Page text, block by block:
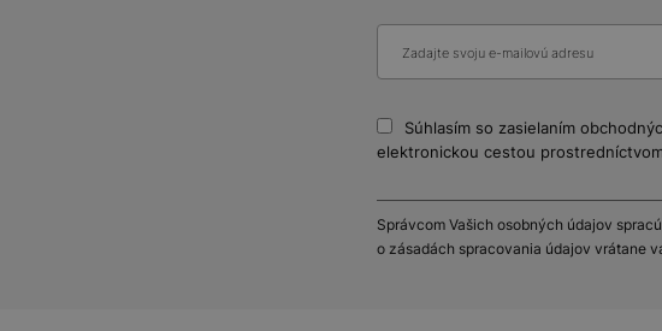
Súhlasím so zasielaním
elektronickou cestou
Správcom Vašich osobných údajov
o zásadách spracovania údajov vrátane